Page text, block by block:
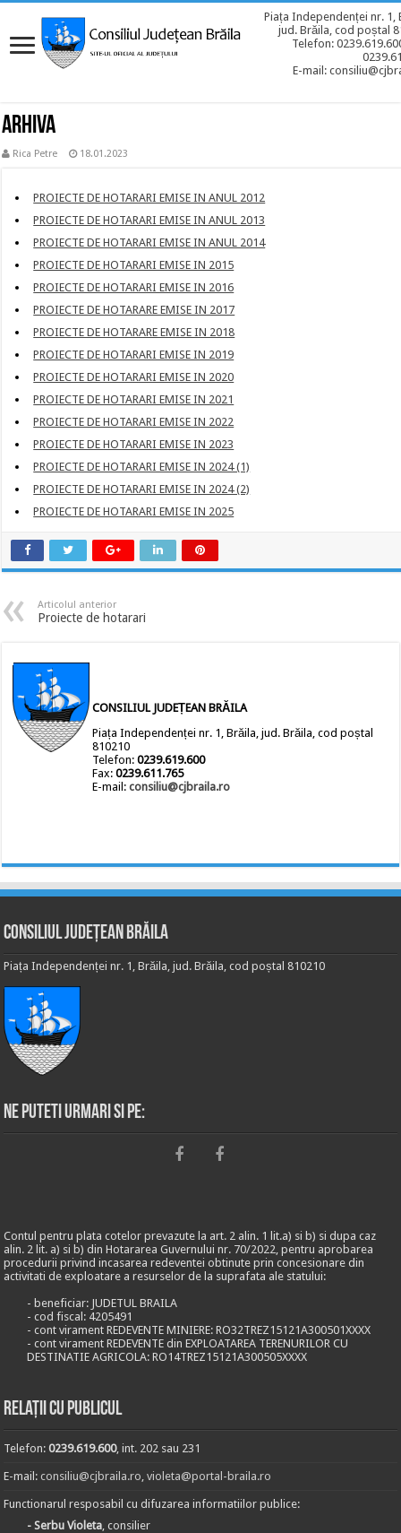
Piața Independenței nr. 1,
jud. Brăila, cod poștal
Telefon:
E-mail:
ARHIVA
Rica Petre 18.01.2023
PROIECTE DE HOTARARI EMISE IN ANUL 2012
PROIECTE DE HOTARARI EMISE IN ANUL 2013
PROIECTE DE HOTARARI EMISE IN ANUL 2014
PROIECTE DE HOTARARI EMISE IN 2015
PROIECTE DE HOTARARI EMISE IN 2016
PROIECTE DE HOTARARE EMISE IN 2017
PROIECTE DE HOTARARE EMISE IN 2018
PROIECTE DE HOTARARI EMISE IN 2019
PROIECTE DE HOTARARI EMISE IN 2020
PROIECTE DE HOTARARI EMISE IN 2021
PROIECTE DE HOTARARI EMISE IN 2022
PROIECTE DE HOTARARI EMISE IN 2023
PROIECTE DE HOTARARI EMISE IN 2024 (1)
PROIECTE DE HOTARARI EMISE IN 2024 (2)
PROIECTE DE HOTARARI EMISE IN 2025
Articolul anterior
Proiecte de hotarari
CONSILIUL JUDEȚEAN BRĂILA
Piața Independenței nr. 1, Brăila, jud. Brăila, cod poștal
810210
Telefon:0239.619.600
Fax:0239.611.765
E-mail:consiliu@cjbraila.ro
Consiliul Județean Brăila
Piața Independenței nr. 1, Brăila, jud. Brăila, cod poștal 810210
Ne puteti urmari si pe:
Contul pentru plata cotelor prevazute la art. 2 alin. 1 lit.a) si b) si dupa caz
alin. 2 lit. a) si b) din Hotararea Guvernului nr. 70/2022, pentru aprobarea
procedurii privind incasarea redeventei obtinute prin concesionare din
activitati de exploatare a resurselor de la suprafata ale statului:
- beneficiar: JUDETUL BRAILA
- cod fiscal: 4205491
- cont virament REDEVENTE MINIERE: RO32TREZ15121A300501XXXX
- cont virament REDEVENTE din EXPLOATAREA TERENURILOR CU
DESTINATIE AGRICOLA: RO14TREZ15121A300505XXXX
Relații cu publicul
Telefon:0239.619.600, int. 202 sau 231
E-mail:consiliu@cjbraila.ro,violeta@portal-braila.ro
Functionarul resposabil cu difuzarea informatiilor publice:
- Serbu Violeta, consilier